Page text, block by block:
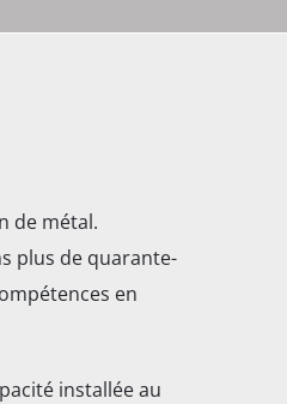
de métal.
plus de quarante-
en
installée au